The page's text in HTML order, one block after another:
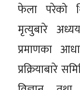
फेला परेको
मृत्युबारे
प्रमाणका
प्रक्रियाबारे